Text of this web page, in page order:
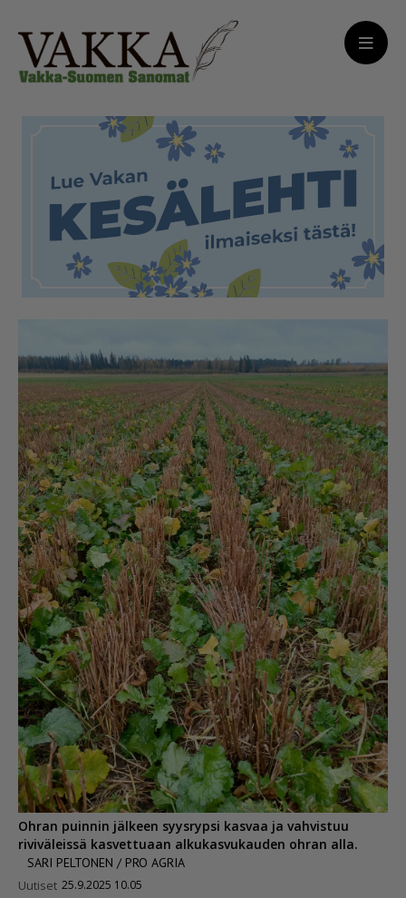
Ohran puinnin jälkeen syysrypsi kasvaa ja vahvistuu
riviväleissä kasvettuaan alkukasvukauden ohran alla.
SARI PELTONEN / PRO AGRIA
Uutiset 25.9.2025 10.05